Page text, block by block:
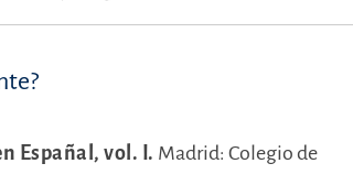
Españal, vol. I. Madrid: Colegio de